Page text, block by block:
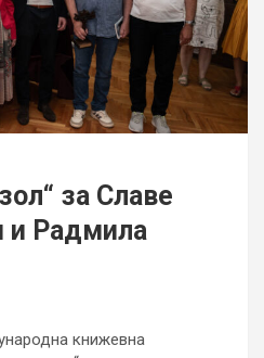
за Славе
и Радмила
книжевна